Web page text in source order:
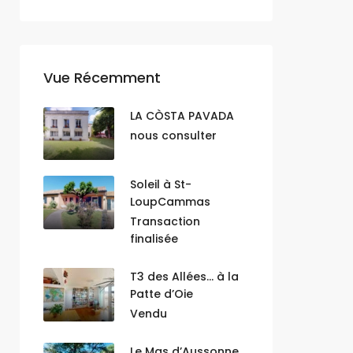
Vue Récemment
LA CÒSTA PAVADA
nous consulter
Soleil à St-
LoupCammas
Transaction
finalisée
T3 des Allées… à la
Patte d’Oie
Vendu